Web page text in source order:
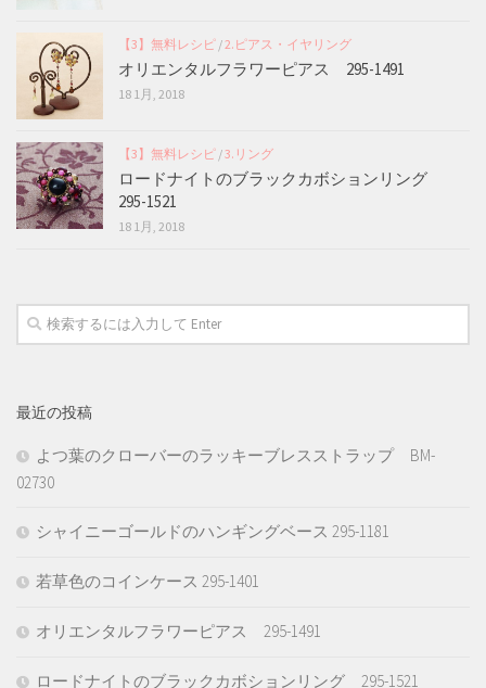
【3】無料レシピ /2.ピアス・イヤリング
オリエンタルフラワーピアス 295-1491
18 1月, 2018
【3】無料レシピ /3.リング
ロードナイトのブラックカボションリング
295-1521
18 1月, 2018
最近の投稿
よつ葉のクローバーのラッキーブレスストラップ BM-
02730
シャイニーゴールドのハンギングベース 295-1181
若草色のコインケース 295-1401
オリエンタルフラワーピアス 295-1491
ロードナイトのブラックカボションリング 295-1521